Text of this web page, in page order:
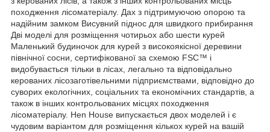
походження лісоматеріалу. Дах з підтримуючою опорою та
надійним замком Висувний піднос для швидкого прибирання
Дві моделі для розміщення чотирьох або шести курей
Маленький будиночок для курей з високоякісної деревини
північної сосни, сертифікованої за схемою FSC™ і
видобувається тільки в лісах, легально та відповідально
керованих лісозаготівельними підприємствами, відповідно до
суворих екологічних, соціальних та економічних стандартів, а
також в інших контрольованих місцях походження
лісоматеріалу. Hen House випускається двох моделей і є
чудовим варіантом для розміщення кількох курей на вашій